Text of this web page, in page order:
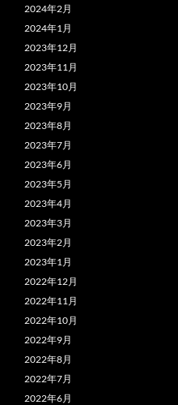
2024年2月
2024年1月
2023年12月
2023年11月
2023年10月
2023年9月
2023年8月
2023年7月
2023年6月
2023年5月
2023年4月
2023年3月
2023年2月
2023年1月
2022年12月
2022年11月
2022年10月
2022年9月
2022年8月
2022年7月
2022年6月